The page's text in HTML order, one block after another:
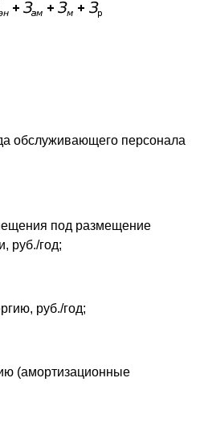
обслуживающего персонала
под размещение
руб./год;
руб./год;
(амортизационные